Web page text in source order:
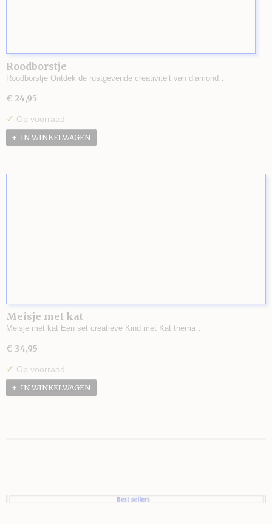
Roodborstje
Roodborstje Ontdek de rustgevende creativiteit van diamond…
€ 24,95
✓ Op voorraad
IN WINKELWAGEN
Meisje met kat
Meisje met kat Een set creatieve Kind met Kat thema…
€ 34,95
✓ Op voorraad
IN WINKELWAGEN